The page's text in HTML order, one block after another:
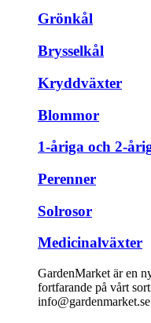
Grönkål
Brysselkål
Kryddväxter
Blommor
1-åriga och 2-
Perenner
Solrosor
Medicinalväxter
GardenMarket är en
fortfarande på vårt
info@gardenmarket.se